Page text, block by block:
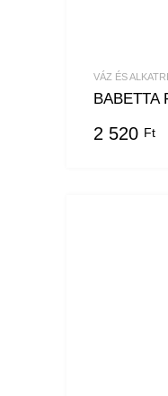
VÁZ ÉS
BABETTA
2 520 Ft